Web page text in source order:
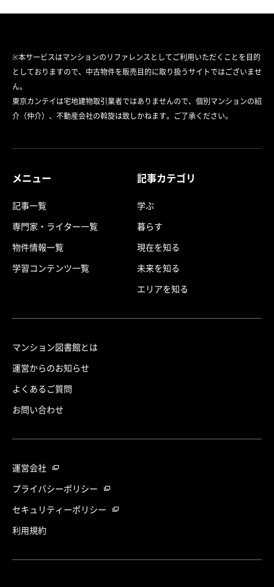
※本サービスはマンションのリファレンスとしてご利用いただくことを目的
としておりますので、中古物件を販売目的に取り扱うサイトではございませ
ん。
東京カンテイは宅地建物取引業者ではありませんので、個別マンションの紹
介（仲介）、不動産会社の斡旋は致しかねます。ご了承ください。
メニュー
記事一覧
専門家・ライター一覧
物件情報一覧
学習コンテンツ一覧
記事カテゴリ
学ぶ
暮らす
現在を知る
未来を知る
エリアを知る
マンション図書館とは
運営からのお知らせ
よくあるご質問
お問い合わせ
運営会社
プライバシーポリシー
セキュリティーポリシー
利用規約